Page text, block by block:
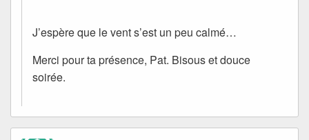
J’espère que le vent s’est un peu calmé…
Merci pour ta présence, Pat. Bisous et douce
soirée.